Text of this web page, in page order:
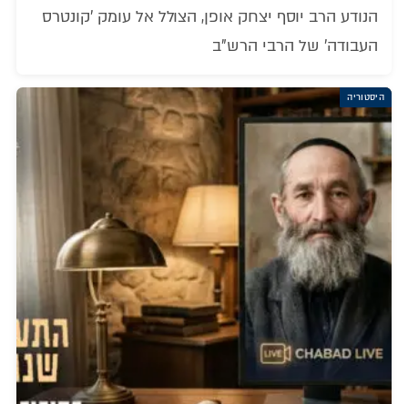
הנודע הרב יוסף יצחק אופן, הצולל אל עומק 'קונטרס
העבודה' של הרבי הרש"ב
היסטוריה